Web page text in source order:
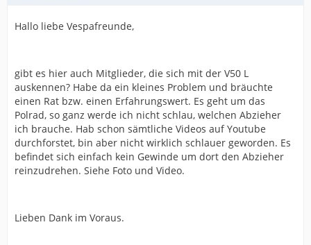
Hallo liebe Vespafreunde,
gibt es hier auch Mitglieder, die sich mit der V50 L
auskennen? Habe da ein kleines Problem und bräuchte
einen Rat bzw. einen Erfahrungswert. Es geht um das
Polrad, so ganz werde ich nicht schlau, welchen Abzieher
ich brauche. Hab schon sämtliche Videos auf Youtube
durchforstet, bin aber nicht wirklich schlauer geworden. Es
befindet sich einfach kein Gewinde um dort den Abzieher
reinzudrehen. Siehe Foto und Video.
Lieben Dank im Voraus.